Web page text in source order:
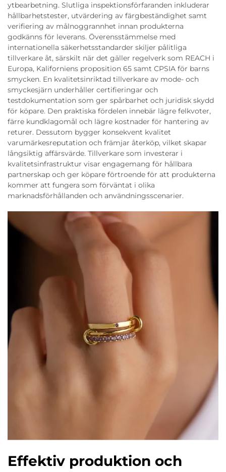
ytbearbetning. Slutliga inspektionsförfaranden inkluderar
hållbarhetstester, utvärdering av färgbeständighet samt
verifiering av målnoggrannhet innan produkterna
godkänns för leverans. Överensstämmelse med
internationella säkerhetsstandarder skiljer pålitliga
tillverkare åt, särskilt när det gäller regelverk som REACH i
Europa, Kaliforniens proposition 65 samt CPSIA för barns
smycken. En kvalitetsinriktad tillverkare av mode- och
smyckesjärn underhåller certifieringar och
testdokumentation som ger spårbarhet och juridisk skydd
för köpare. Den praktiska fördelen innebär lägre felkvoter,
färre kundklagomål och lägre kostnader för hantering av
returer. Dessutom bygger konsekvent kvalitet
varumärkesreputation och främjar återköp, vilket skapar
långsiktig affärsvärde. Tillverkare som investerar i
kvalitetsinfrastruktur visar engagemang för hållbara
partnerskap och ger köpare förtroende för att produkterna
kommer att fungera som förväntat i olika
marknadsförhållanden och användningsscenarier.
Effektiv produktion och